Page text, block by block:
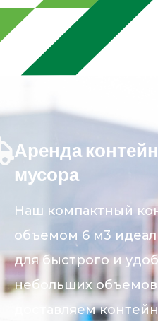
Аренда
мусора
Наш компактный
объемом 6 м3
для быстрого и
небольших
доставляем